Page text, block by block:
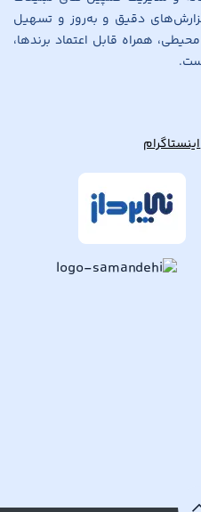
دقیق و به‌روز و تسهیل
همراه قابل اعتماد برندها،
اینستاگرام